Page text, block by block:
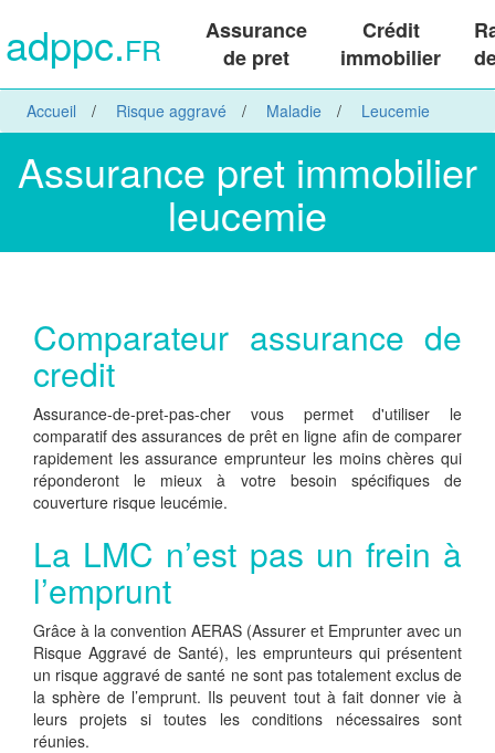
adppc.FR
Assurance
de pret
Crédit
immobilier
Accueil Risque aggravé Maladie Leucemie
Assurance pret immobilier
leucemie
Comparateur assurance de
credit
Assurance-de-pret-pas-cher vous permet d'utiliser le
comparatif des assurances de prêt en ligne afin de comparer
rapidement les assurance emprunteur les moins chères qui
réponderont le mieux à votre besoin spécifiques de
couverture risque leucémie.
La LMC n’est pas un frein à
l’emprunt
Grâce à la convention AERAS (Assurer et Emprunter avec un
Risque Aggravé de Santé), les emprunteurs qui présentent
un risque aggravé de santé ne sont pas totalement exclus de
la sphère de l’emprunt. Ils peuvent tout à fait donner vie à
leurs projets si toutes les conditions nécessaires sont
réunies.